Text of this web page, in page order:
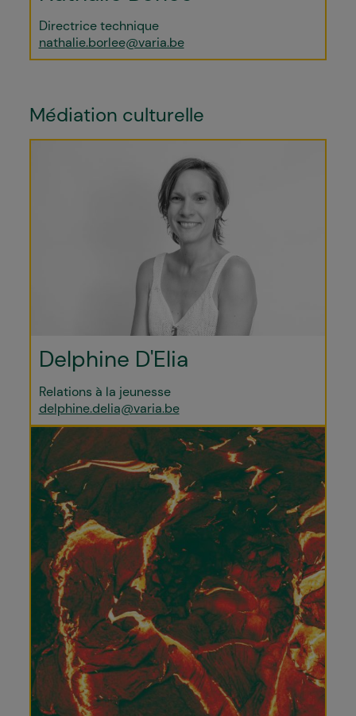
Directrice technique
nathalie.borlee@varia.be
Médiation culturelle
Delphine D'Elia
Relations à la jeunesse
delphine.delia@varia.be